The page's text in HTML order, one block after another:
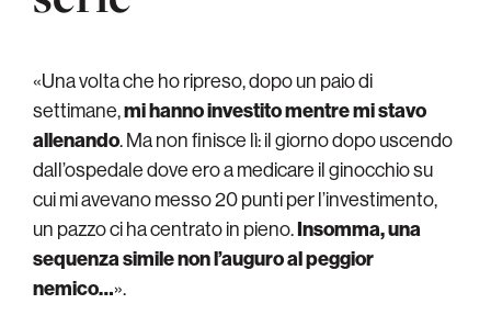
«Una volta che ho ripreso, dopo un paio di
settimane,mi hanno investito mentre mi stavo
allenando. Ma non finisce lì: il giorno dopo uscendo
dall’ospedale dove ero a medicare il ginocchio su
cui mi avevano messo 20 punti per l’investimento,
un pazzo ci ha centrato in pieno.Insomma, una
sequenza simile non l’auguro al peggior
nemico…».